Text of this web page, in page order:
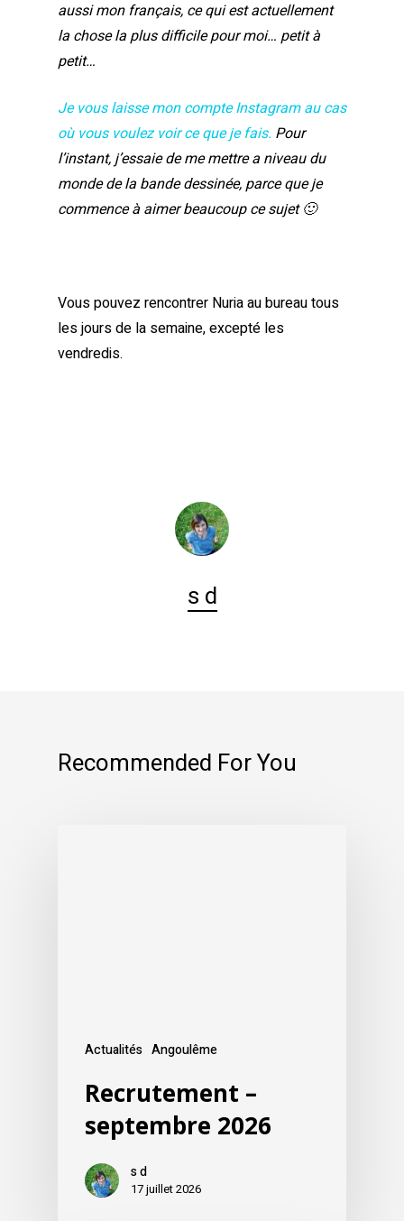
aussi mon français, ce qui est actuellement
la chose la plus difficile pour moi… petit à
petit…
Je vous laisse mon compte Instagram au cas
où vous voulez voir ce que je fais. Pour
l’instant, j’essaie de me mettre a niveau du
monde de la bande dessinée, parce que je
commence à aimer beaucoup ce sujet 🙂
Vous pouvez rencontrer Nuria au bureau tous
les jours de la semaine, excepté les
vendredis.
s d
Recommended For You
Actualités Angoulême
Recrutement –
septembre 2026
s d
17 juillet 2026